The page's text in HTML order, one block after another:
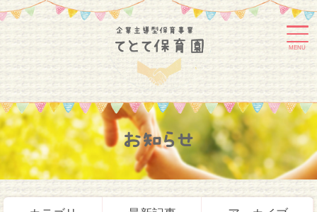
MENU
お知らせ